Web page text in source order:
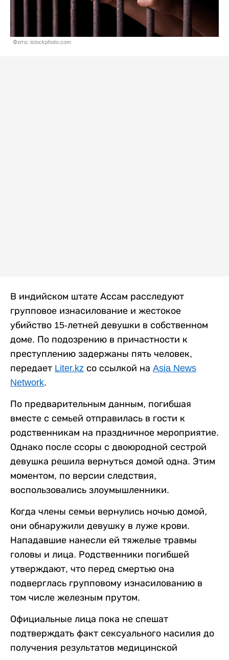
Фото: istockphoto.com
В индийском штате Ассам расследуют
групповое изнасилование и жестокое
убийство 15-летней девушки в собственном
доме. По подозрению в причастности к
преступлению задержаны пять человек,
передает Liter.kz со ссылкой на Asia News
Network.
По предварительным данным, погибшая
вместе с семьей отправилась в гости к
родственникам на праздничное мероприятие.
Однако после ссоры с двоюродной сестрой
девушка решила вернуться домой одна. Этим
моментом, по версии следствия,
воспользовались злоумышленники.
Когда члены семьи вернулись ночью домой,
они обнаружили девушку в луже крови.
Нападавшие нанесли ей тяжелые травмы
головы и лица. Родственники погибшей
утверждают, что перед смертью она
подверглась групповому изнасилованию в
том числе железным прутом.
Официальные лица пока не спешат
подтверждать факт сексуального насилия до
получения результатов медицинской